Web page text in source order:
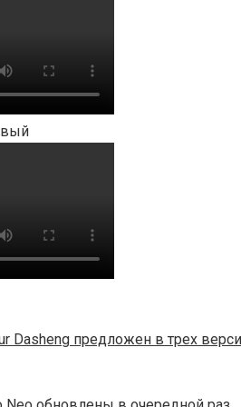
Dasheng предложен в трех